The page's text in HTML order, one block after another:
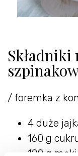
Składniki
/ foremka z
4 duże
160 g